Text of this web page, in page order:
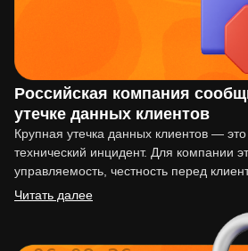
Российская компания
утечке данных клиентов
Крупная утечка данных клиентов —
технический инцидент. Для компании
управляемость, честность перед
действовать по…
Читать далее